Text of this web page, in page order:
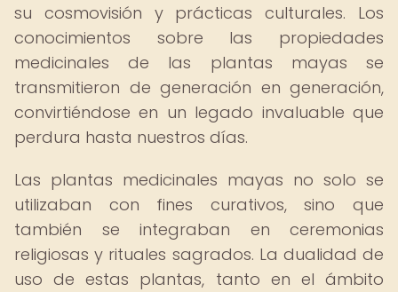
su cosmovisión y prácticas culturales. Los
conocimientos sobre las propiedades
medicinales de las plantas mayas se
transmitieron de generación en generación,
convirtiéndose en un legado invaluable que
perdura hasta nuestros días.
Las plantas medicinales mayas no solo se
utilizaban con fines curativos, sino que
también se integraban en ceremonias
religiosas y rituales sagrados. La dualidad de
uso de estas plantas, tanto en el ámbito